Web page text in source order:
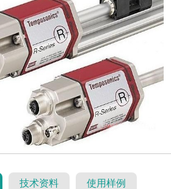
技术资料 使用样例